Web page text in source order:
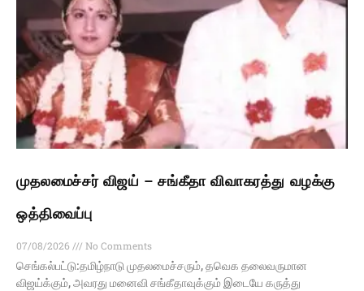
முதலமைச்சர் விஜய் – சங்கீதா விவாகரத்து வழக்கு
ஒத்திவைப்பு
07/08/2026
No Comments
செங்கல்பட்டு:தமிழ்நாடு முதலமைச்சரும், தவெக தலைவருமான
விஜய்க்கும், அவரது மனைவி சங்கீதாவுக்கும் இடையே கருத்து